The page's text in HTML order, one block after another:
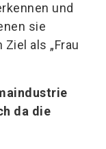
und
sie
als „Frau
da die